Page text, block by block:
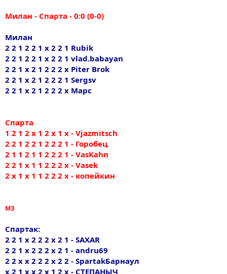
Милан - Спарта - 0:0 (0-0)
Милан
2 2 1 2 2 1 х 2 2 1 Rubik
2 2 1 2 2 1 х 2 2 1 vlad.babayan
2 2 1 х 2 1 2 2 2 х Piter Brok
2 2 1 х 2 1 2 2 2 1 Sergsv
2 2 1 х 2 1 2 2 2 х Марс
Спарта
1 2 1 2 х 1 2 х 1 х - Vjazmitsch
2 2 1 2 2 1 2 2 2 1 - Горобец
2 1 1 2 1 1 2 2 2 1 - VasKahn
2 2 1 x 1 1 2 2 2 x - Vasek
2 х 1 х 1 1 2 2 2 х - копейкин
МЗ
Спартак:
2 2 1 х 2 2 2 х 2 1 - SAXAR
2 2 1 х 2 2 2 х 2 1 - andru69
2 2 х х 2 2 2 х 2 2 - SpartakБарнаул
х 2 1 х х 2 х 1 2 х - СТЕПАНЫЧ